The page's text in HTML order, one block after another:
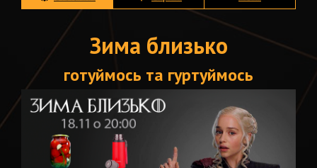
Зима близько
готуймось та гуртуймось